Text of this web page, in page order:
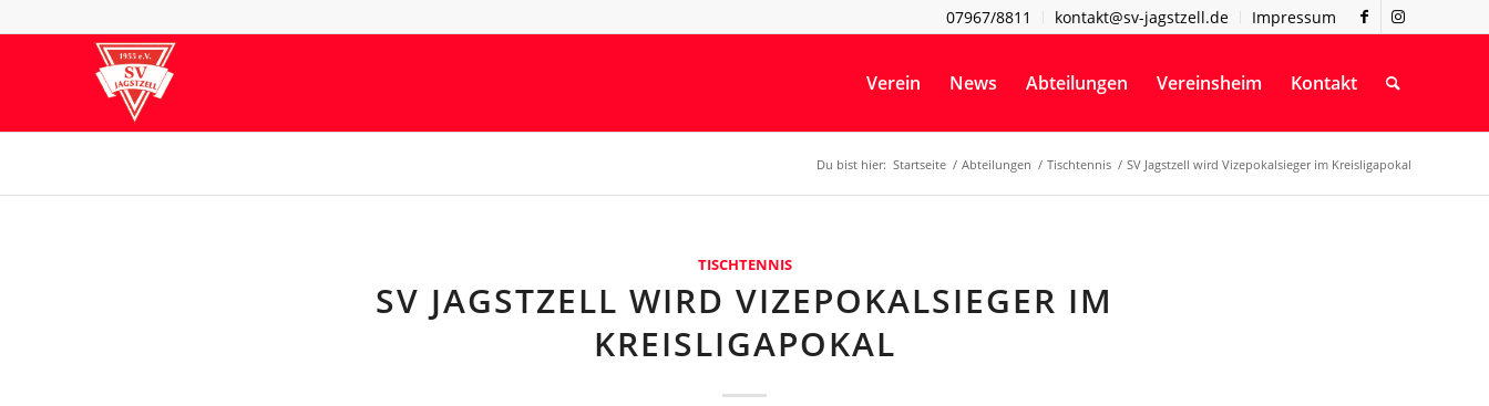
07967/8811 kontakt@sv-jagstzell.de Impressum
Verein News Abteilungen Vereinsheim Kontakt
Du bist hier: Startseite / Abteilungen / Tischtennis / SV Jagstzell wird Vizepokalsieger im Kreisligapokal
TISCHTENNIS
SV JAGSTZELL WIRD VIZEPOKALSIEGER IM
KREISLIGAPOKAL